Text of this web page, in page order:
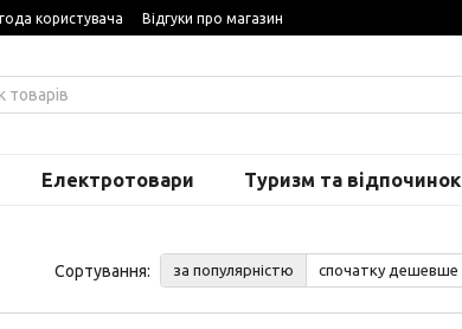
користувача Відгуки про магазин
Електротовари Туризм та відпочинок
Сортування: за популярністю спочатку дешевше